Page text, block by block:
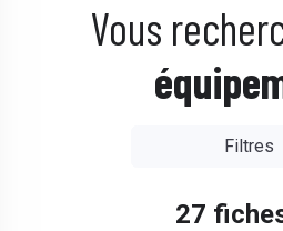
Vous
Filtres
27